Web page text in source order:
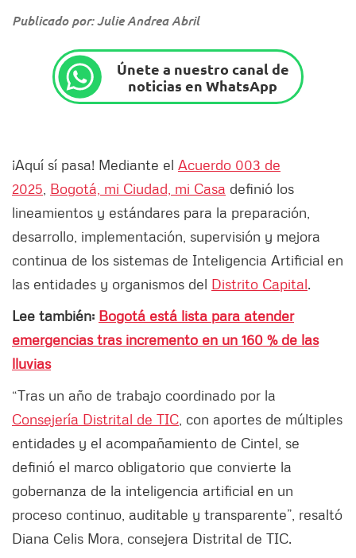
Publicado por: Julie Andrea Abril
Únete a nuestro canal de
noticias en WhatsApp
¡Aquí sí pasa! Mediante el Acuerdo 003 de
2025 Bogotá, mi Ciudad, mi Casa definió los
lineamientos y estándares para la preparación,
desarrollo, implementación, supervisión y mejora
continua de los sistemas de Inteligencia Artificial en
las entidades y organismos del Distrito Capital.
Lee también: Bogotá está lista para atender
emergencias tras incremento en un 160 % de las
lluvias
“Tras un año de trabajo coordinado por la
Consejería Distrital de TIC , con aportes de múltiples
entidades y el acompañamiento de Cintel, se
definió el marco obligatorio que convierte la
gobernanza de la inteligencia artificial en un
proceso continuo, auditable y transparente”, resaltó
Diana Celis Mora, consejera Distrital de TIC.